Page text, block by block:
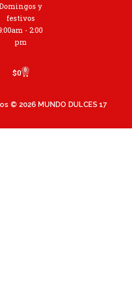
y
festivos
- 2:00
pm
$0 0
Cart
© 2026 MUNDO DULCES 17